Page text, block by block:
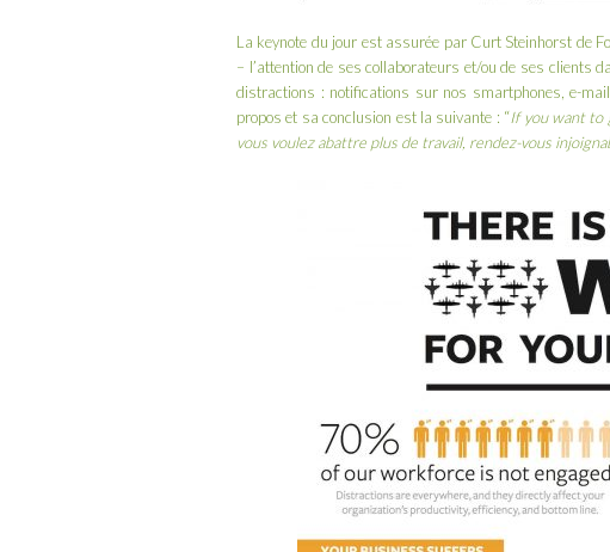
La keynote du jour est assurée par Curt Steinhorst de
– l’attention de ses collaborateurs et/ou de ses clients
distractions : notifications sur nos smartphones, e-
propos et sa conclusion est la suivante : “If you want to
vous voulez abattre plus de travail, rendez-vous